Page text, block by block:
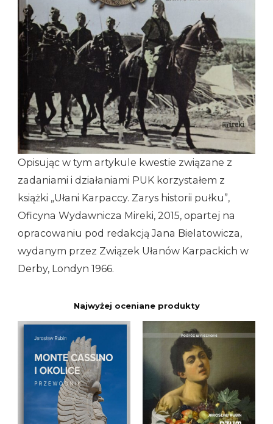
Opisując w tym artykule kwestie związane z
zadaniami i działaniami PUK korzystałem z
książki „Ułani Karpaccy. Zarys historii pułku”,
Oficyna Wydawnicza Mireki, 2015, opartej na
opracowaniu pod redakcją Jana Bielatowicza,
wydanym przez Związek Ułanów Karpackich w
Derby, Londyn 1966.
Najwyżej oceniane produkty